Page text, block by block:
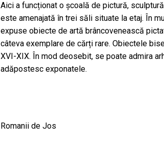
Aici a funcționat o școală de pictură,
este amenajată în trei săli situate la etaj. În
expuse obiecte de artă brâncovenească
câteva exemp lare de cărți rare. Obiectele
XVI-XIX. În mod deosebit, se poate admira
adăpostesc exponatele.
Romanii de Jos